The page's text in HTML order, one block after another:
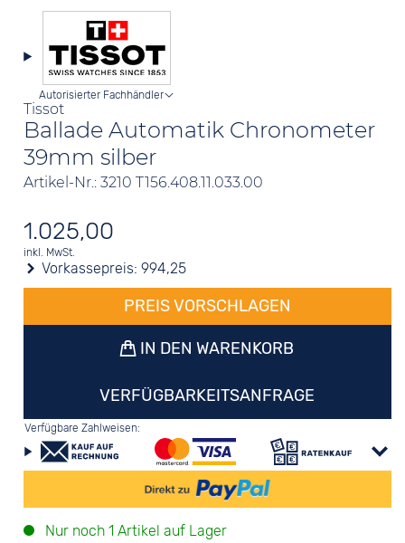
Tissot
Ballade Automatik Chronometer
39mm silber
Artikel-Nr.: 3210 T156.408.11.033.00
Autorisierter Fachhändler
1.025,00
inkl. MwSt.
Vorkassepreis:994,25
PREIS VORSCHLAGEN
IN DEN WARENKORB
VERFÜGBARKEITSANFRAGE
Verfügbare Zahlweisen:
Nur noch 1 Artikel auf Lager